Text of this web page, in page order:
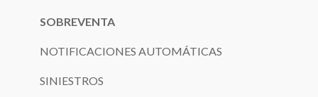
SOBREVENTA
NOTIFICACIONES AUTOMÁTICAS
SINIESTROS